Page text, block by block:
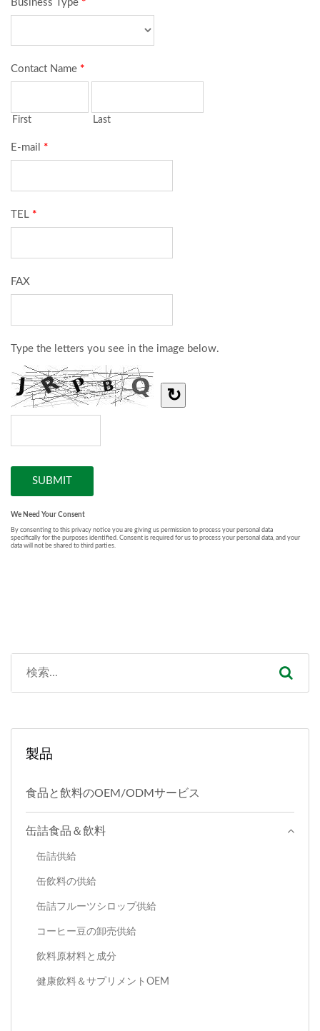
製品
食品と飲料のOEM/ODMサービス
缶詰食品＆飲料
缶詰供給
缶飲料の供給
缶詰フルーツシロップ供給
コーヒー豆の卸売供給
飲料原材料と成分
健康飲料＆サプリメントOEM